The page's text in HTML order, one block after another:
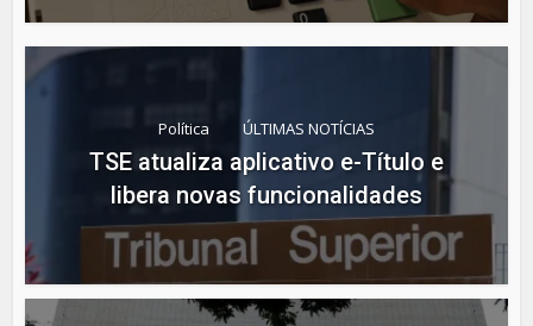
Política ÚLTIMAS NOTÍCIAS
TSE atualiza aplicativo e-Título e
libera novas funcionalidades